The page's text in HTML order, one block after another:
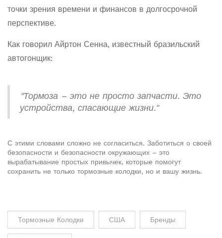
точки зрения времени и финансов в долгосрочной
перспективе.
Как говорил Айртон Сенна, известный бразильский
автогонщик:
"Тормоза – это не просто запчасти. Это
устройства, спасающие жизни."
С этими словами сложно не согласиться. Заботиться о своей
безопасности и безопасности окружающих – это
вырабатывание простых привычек, которые помогут
сохранить не только тормозные колодки, но и вашу жизнь.
Тормозные Колодки США Бренды